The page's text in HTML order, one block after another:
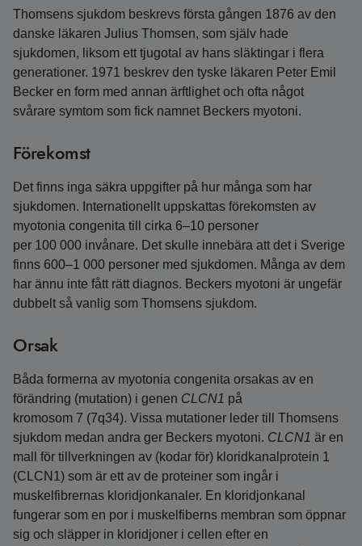
Thomsens sjukdom beskrevs första gången 1876 av den
danske läkaren Julius Thomsen, som själv hade
sjukdomen, liksom ett tjugotal av hans släktingar i flera
generationer. 1971 beskrev den tyske läkaren Peter Emil
Becker en form med annan ärftlighet och ofta något
svårare symtom som fick namnet Beckers myotoni.
Förekomst
Det finns inga säkra uppgifter på hur många som har
sjukdomen. Internationellt uppskattas förekomsten av
myotonia congenita till cirka 6–10 personer
per 100 000 invånare. Det skulle innebära att det i Sverige
finns 600–1 000 personer med sjukdomen. Många av dem
har ännu inte fått rätt diagnos. Beckers myotoni är ungefär
dubbelt så vanlig som Thomsens sjukdom.
Orsak
Båda formerna av myotonia congenita orsakas av en
förändring (mutation) i genen CLCN1 på
kromosom 7 (7q34). Vissa mutationer leder till Thomsens
sjukdom medan andra ger Beckers myotoni. CLCN1 är en
mall för tillverkningen av (kodar för) kloridkanalprotein 1
(CLCN1) som är ett av de proteiner som ingår i
muskelfibrernas kloridjonkanaler. En kloridjonkanal
fungerar som en por i muskelfiberns membran som öppnar
sig och släpper in kloridjoner i cellen efter en